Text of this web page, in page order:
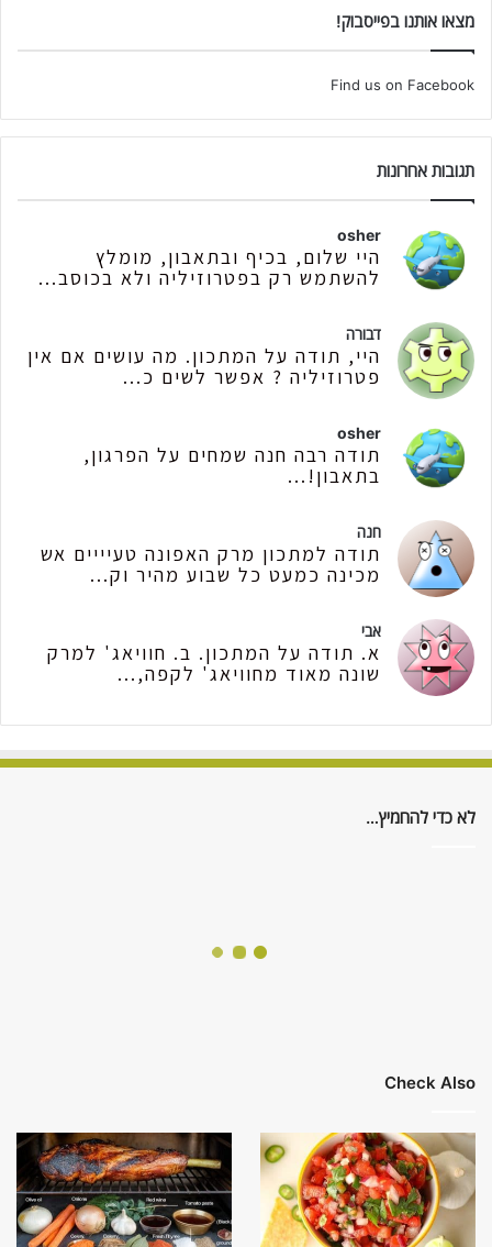
מצאו אותנו בפייסבוק!
Find us on Facebook
תגובות אחרונות
osher
היי שלום, בכיף ובתאבון, מומלץ
להשתמש רק בפטרוזיליה ולא בכוסב...
דבורה
היי, תודה על המתכון. מה עושים אם אין
פטרוזיליה ? אפשר לשים כ...
osher
תודה רבה חנה שמחים על הפרגון,
בתאבון!...
חנה
תודה למתכון מרק האפונה טעיייים אש
מכינה כמעט כל שבוע מהיר וק...
אבי
א. תודה על המתכון. ב. חוויאג' למרק
שונה מאוד מחוויאג' לקפה,...
לא כדי להחמיץ…
Check Also